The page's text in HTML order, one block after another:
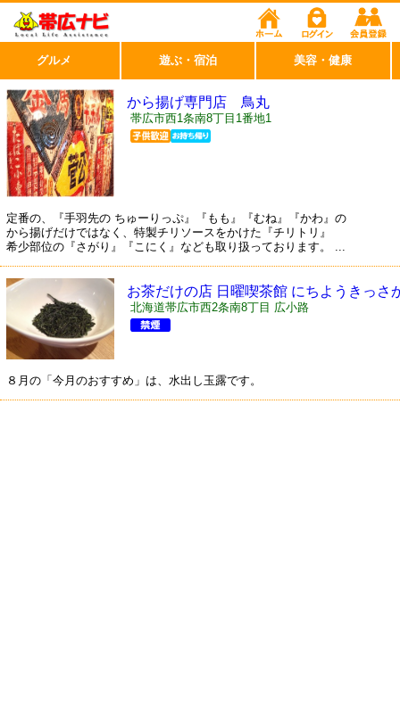
から揚げ専門店 鳥丸
帯広市西1条南8丁目1番地1
定番の、『手羽先の ちゅーりっぷ』『もも』『むね』『かわ』の
から揚げだけではなく、特製チリソースをかけた『チリトリ』
希少部位の『さがり』『こにく』なども取り扱っております。 ...
お茶だけの店 日曜喫茶館 にちようきっさ
ん
北海道帯広市西2条南8丁目 広小路
８月の「今月のおすすめ」は、水出し玉露です。
グルメ 遊ぶ・宿泊 美容・健康